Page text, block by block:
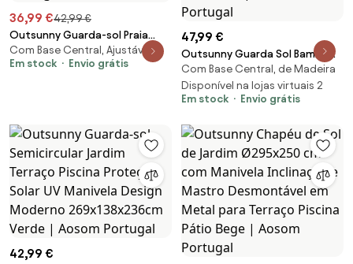
36,99 €42,99 €
Outsunny Guarda-sol Praia
Ø200 cm Diâmetro Telhado
Inclinado Poste Destacável
Com Base Central, Ajustável
Em stock
Envio grátis
47,99 €
Outsunny Guarda Sol Bambu
Madeira Jardim Terraço Pátio
Praia Dois Tectos Ângulo
Inclinável Retangular
Portugal
Com Base Central, de Madeira
Disponível na lojas virtuais 2
Em stock
Envio grátis
42,99 €